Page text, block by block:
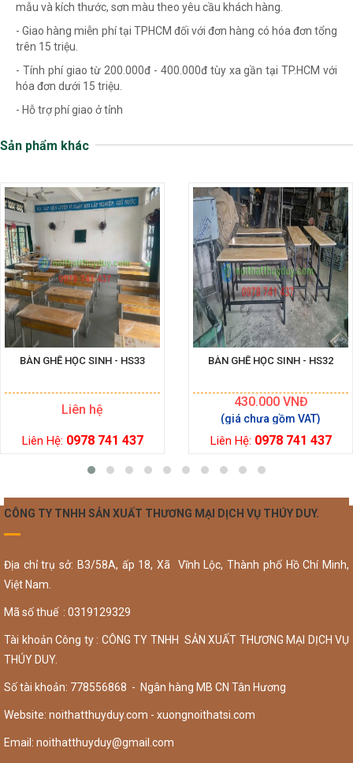
mẫu và kích thước, sơn màu theo yêu cầu khách hàng.
- Giao hàng miễn phí tại TPHCM đối với đơn hàng có hóa đơn tổng
trên 15 triệu.
- Tính phí giao từ 200.000đ - 400.000đ tùy xa gần tại TP.HCM với
hóa đơn dưới 15 triệu.
- Hỗ trợ phí giao ở tỉnh
Sản phẩm khác
BÀN GHẾ HỌC SINH - HS33
Liên hệ
Liên Hệ: 0978 741 437
BÀN GHẾ HỌC SINH - HS32
430.000VNĐ
Liên Hệ: 0978 741 437
CÔNG TY TNHH SẢN XUẤT THƯƠNG MẠI DỊCH VỤ THÚY DUY.
Địa chỉ trụ sở: B3/58A, ấp 18, Xã Vĩnh Lộc, Thành phố Hồ Chí Minh,
Việt Nam.
Mã số thuế : 0319129329
Tài khoản Công ty : CÔNG TY TNHH SẢN XUẤT THƯƠNG MẠI DỊCH VỤ
THÚY DUY.
Số tài khoản: 778556868 - Ngân hàng MB CN Tân Hương
Website: noithatthuyduy.com - xuongnoithatsi.com
Email: noithatthuyduy@gmail.com